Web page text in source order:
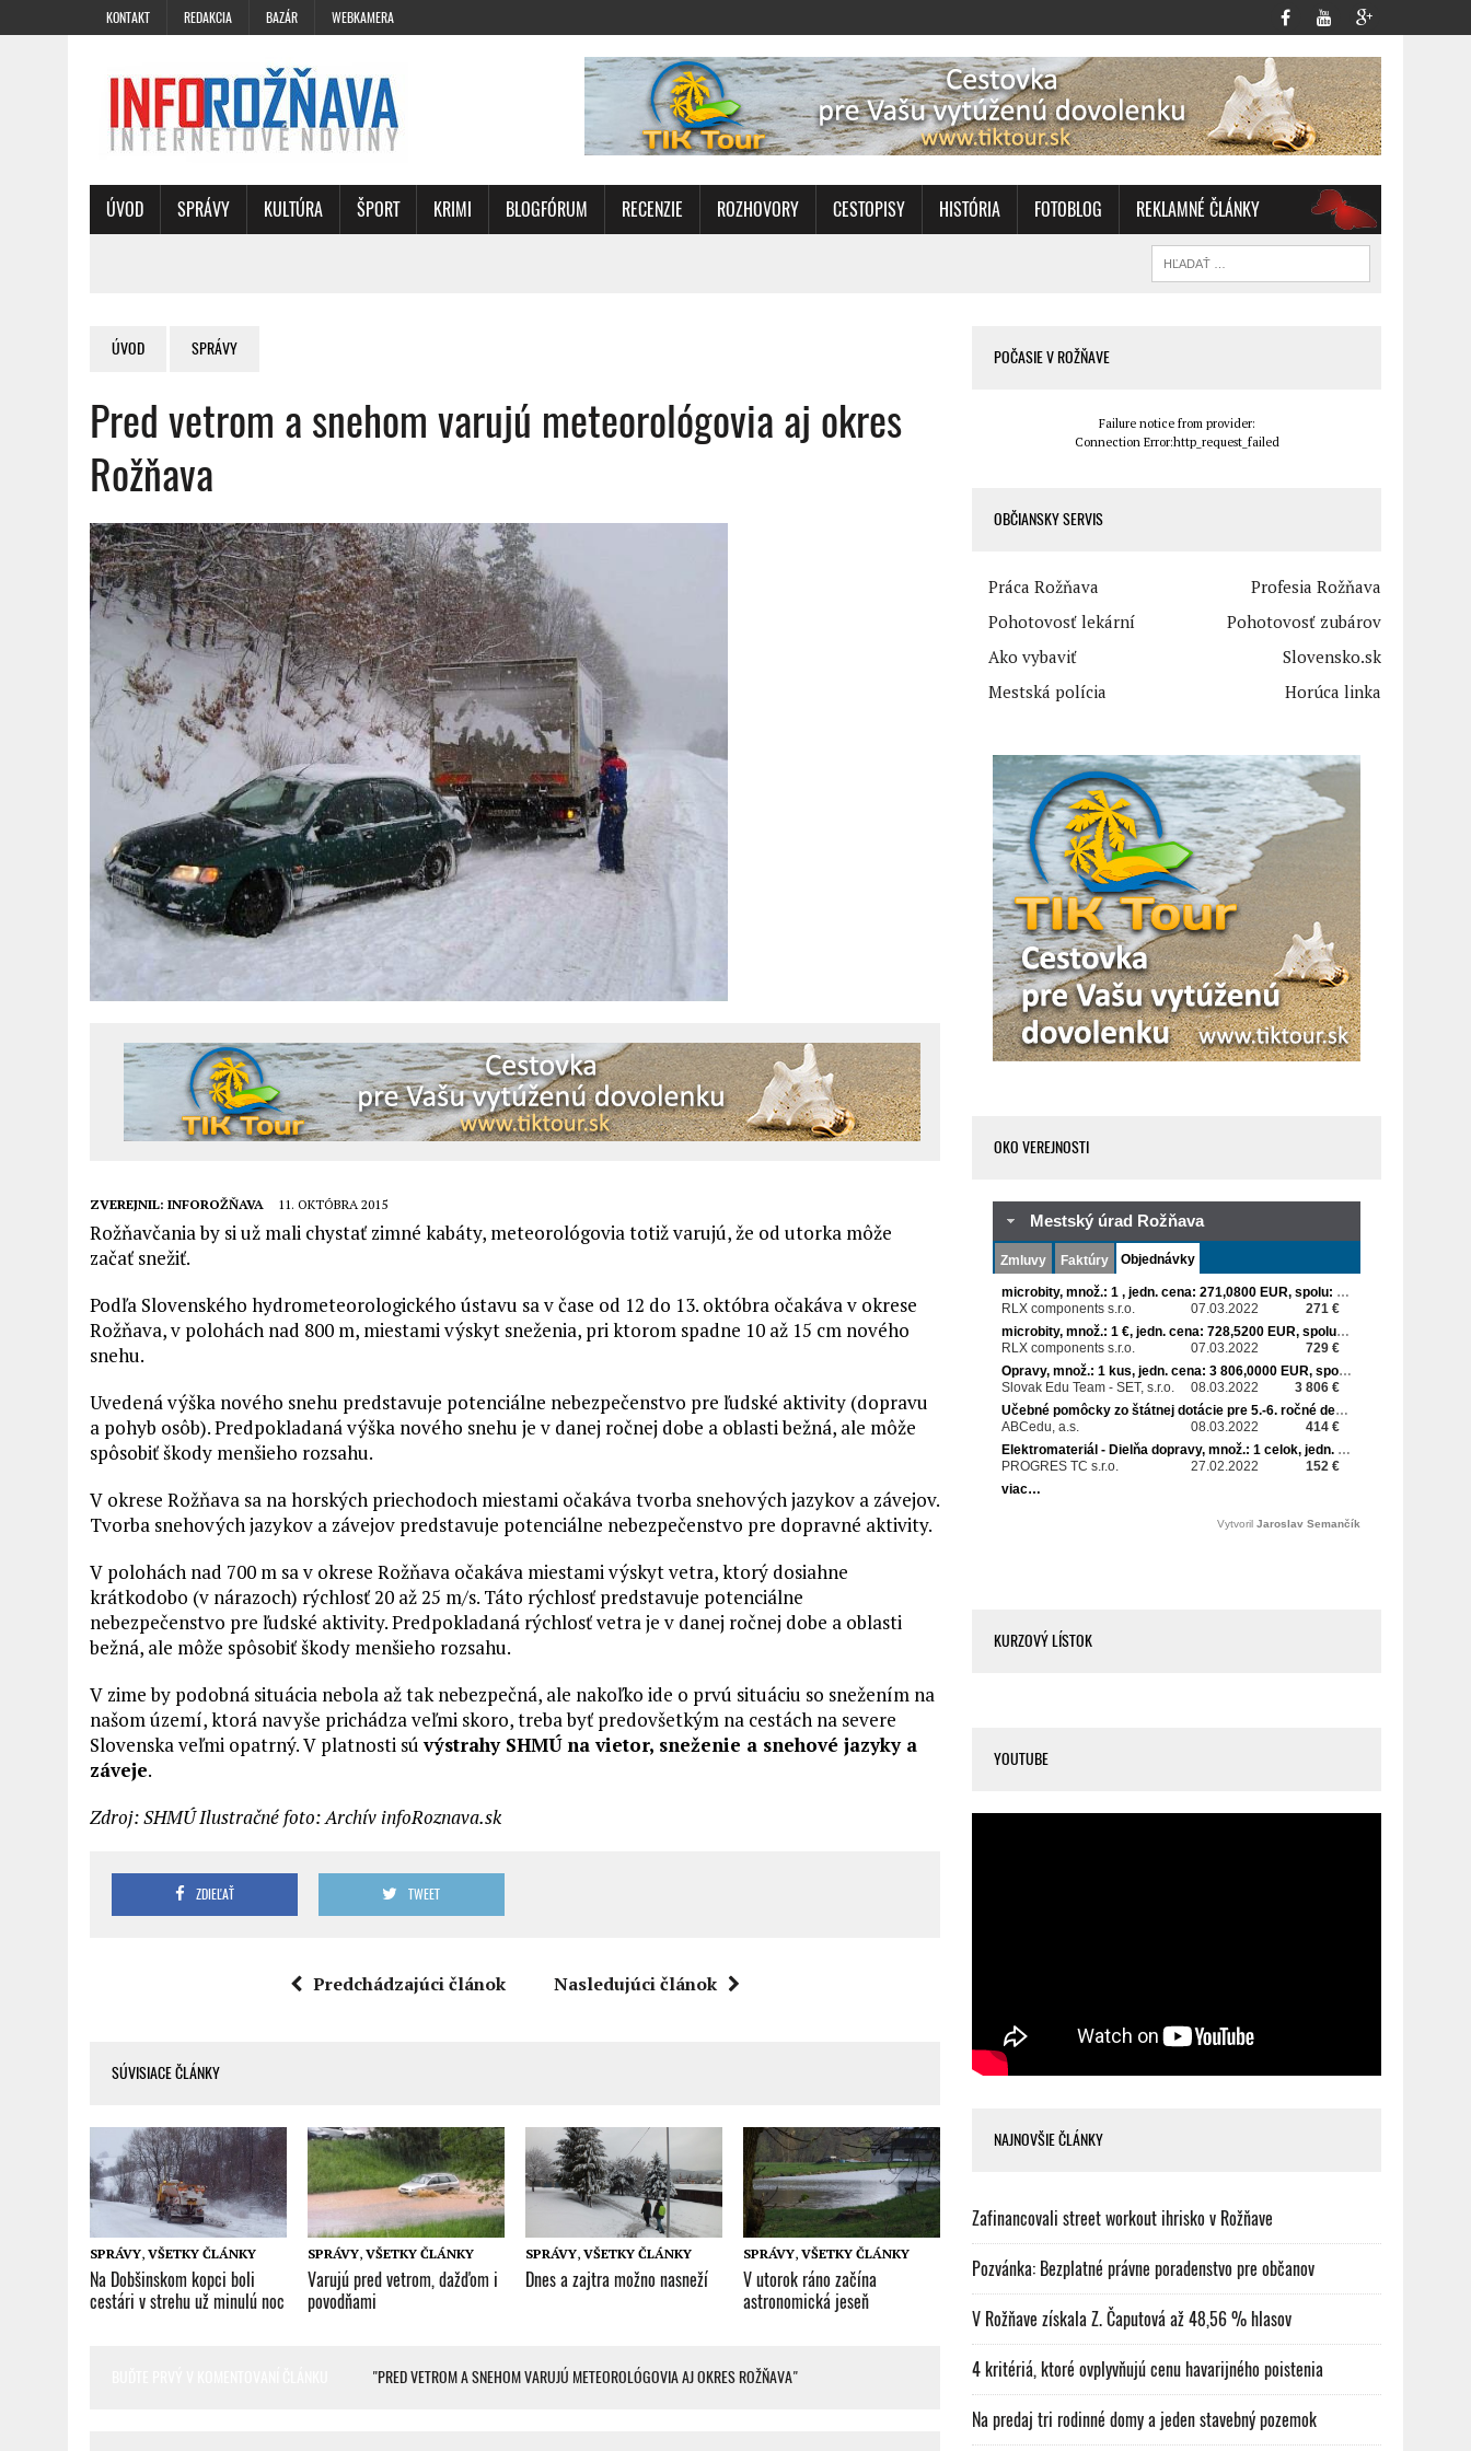
KONTAKT REDAKCIA BAZÁR WEBKAMERA
ÚVOD SPRÁVY KULTÚRA ŠPORT KRIMI BLOGFÓRUM RECENZIE ROZHOVORY CESTOPISY HISTÓRIA FOTOBLOG REKLAMNÉ ČLÁNKY OZ
ÚVOD SPRÁVY
Pred vetrom a snehom varujú meteorológovia aj okres
Rožňava
ZVEREJNIL: INFOROŽŇAVA 11. OKTÓBRA 2015
Rožňavčania by si už mali chystať zimné kabáty, meteorológovia totiž varujú, že od utorka môže
začať snežiť.
Podľa Slovenského hydrometeorologického ústavu sa v čase od 12 do 13. októbra očakáva v okrese
Rožňava, v polohách nad 800 m, miestami výskyt sneženia, pri ktorom spadne 10 až 15 cm nového
snehu.
Uvedená výška nového snehu predstavuje potenciálne nebezpečenstvo pre ľudské aktivity (dopravu
a pohyb osôb). Predpokladaná výška nového snehu je v danej ročnej dobe a oblasti bežná, ale môže
spôsobiť škody menšieho rozsahu.
V okrese Rožňava sa na horských priechodoch miestami očakáva tvorba snehových jazykov a závejov.
Tvorba snehových jazykov a závejov predstavuje potenciálne nebezpečenstvo pre dopravné aktivity.
V polohách nad 700 m sa v okrese Rožňava očakáva miestami výskyt vetra, ktorý dosiahne
krátkodobo (v nárazoch) rýchlosť 20 až 25 m/s. Táto rýchlosť predstavuje potenciálne
nebezpečenstvo pre ľudské aktivity. Predpokladaná rýchlosť vetra je v danej ročnej dobe a oblasti
bežná, ale môže spôsobiť škody menšieho rozsahu.
V zime by podobná situácia nebola až tak nebezpečná, ale nakoľko ide o prvú situáciu so snežením na
našom území, ktorá navyše prichádza veľmi skoro, treba byť predovšetkým na cestách na severe
Slovenska veľmi opatrný. V platnosti súvýstrahy SHMÚ na vietor, sneženie a snehové jazyky a
záveje.
Zdroj: SHMÚ Ilustračné foto: Archív infoRoznava.sk
ZDIEĽAŤ TWEET
Predchádzajúci článok Nasledujúci článok
SÚVISIACE ČLÁNKY
SPRÁVY, VŠETKY ČLÁNKY
Na Dobšinskom kopci boli
cestári v strehu už minulú noc
SPRÁVY,VŠETKY ČLÁNKY
Varujú pred vetrom, dažďom i
povodňami
SPRÁVY,VŠETKY ČLÁNKY
Dnes a zajtra možno nasneží
SPRÁVY,VŠETKY ČLÁNKY
V utorok ráno začína
astronomická jeseň
"PRED VETROM A SNEHOM VARUJÚ METEOROLÓGOVIA AJ OKRES ROŽŇAVA"
POČASIE V ROŽŇAVE
Failure notice from provider:
Connection Error:http_request_failed
OBČIANSKY SERVIS
Práca Rožňava
Profesia Rožňava
Pohotovosť lekární
Pohotovosť zubárov
Ako vybaviť
Slovensko.sk
Mestská polícia
Horúca linka
OKO VEREJNOSTI
KURZOVÝ LÍSTOK
YOUTUBE
NAJNOVŠIE ČLÁNKY
Zafinancovali street workout ihrisko v Rožňave
Pozvánka: Bezplatné právne poradenstvo pre občanov
V Rožňave získala Z. Čaputová až 48,56 % hlasov
4 kritériá, ktoré ovplyvňujú cenu havarijného poistenia
Na predaj tri rodinné domy a jeden stavebný pozemok